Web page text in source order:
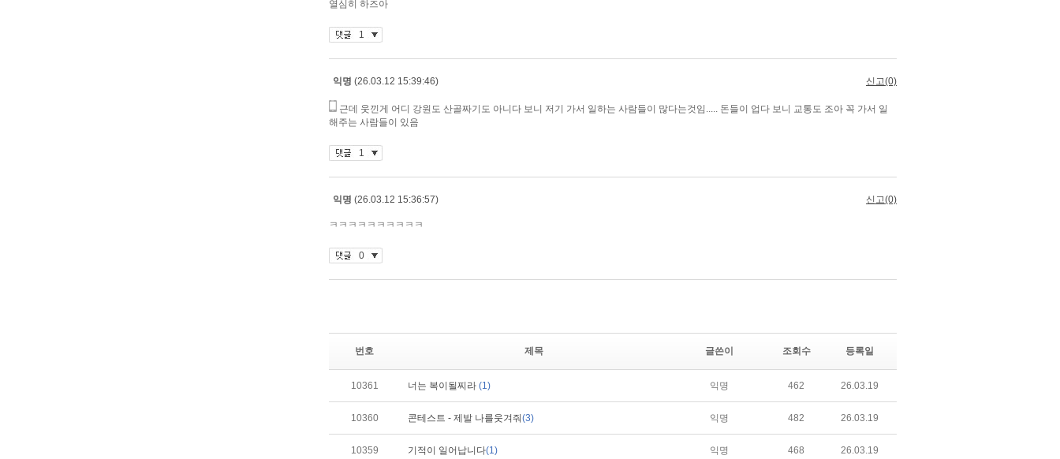
번호 제목 글쓴이 조회수 등록일
10361 너는 복이될찌라 (1) 익명 462 26.03.19
10360 콘테스트 - 제발 나를웃겨줘(3) 익명 482 26.03.19
10359 기적이 일어납니다(1) 익명 468 26.03.19